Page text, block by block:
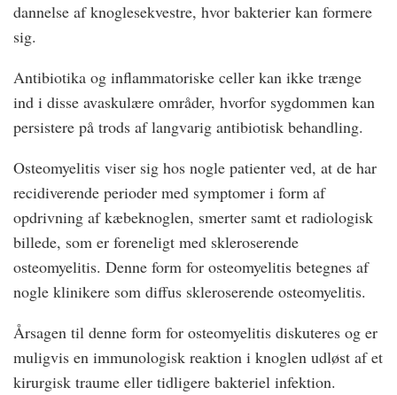
dannelse af knoglesekvestre, hvor bakterier kan formere
sig.
Antibiotika og inflammatoriske celler kan ikke trænge
ind i disse avaskulære områder, hvorfor sygdommen kan
persistere på trods af langvarig antibiotisk behandling.
Osteomyelitis viser sig hos nogle patienter ved, at de har
recidiverende perioder med symptomer i form af
opdrivning af kæbeknoglen, smerter samt et radiologisk
billede, som er foreneligt med skleroserende
osteomyelitis. Denne form for osteomyelitis betegnes af
nogle klinikere som diffus skleroserende osteomyelitis.
Årsagen til denne form for osteomyelitis diskuteres og er
muligvis en immunologisk reaktion i knoglen udløst af et
kirurgisk traume eller tidligere bakteriel infektion.